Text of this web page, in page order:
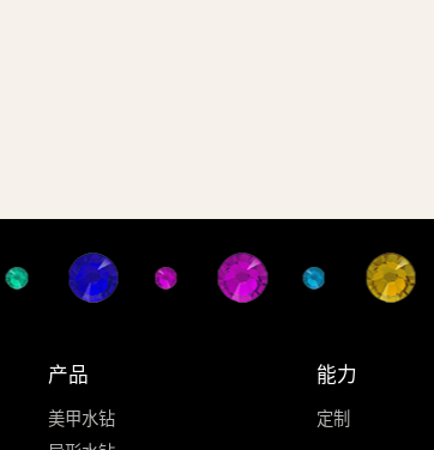
产品
美甲水钻
能力
定制